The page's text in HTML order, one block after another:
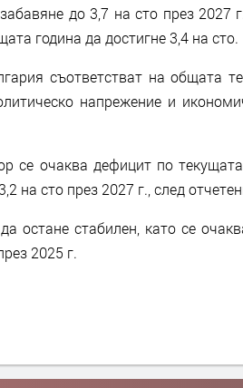
до 3,7 на сто през 2027
година да достигне 3,4 на сто.
съответстват на общата
напрежение и
се очаква дефицит по
на сто през 2027 г., след
остане стабилен, като се
2025 г.